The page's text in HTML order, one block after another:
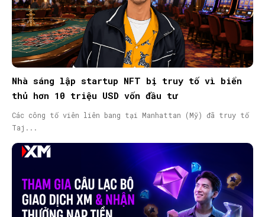
Nhà sáng lập startup NFT bị truy tố vì biển
thủ hơn 10 triệu USD vốn đầu tư
Các công tố viên liên bang tại Manhattan (Mỹ) đã truy tố
Taj...